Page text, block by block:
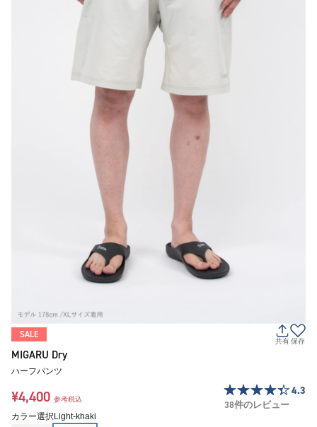
SALE
共有保存
MIGARU Dry
ハーフパンツ
¥4,400 参考税込
4.3
38件のレビュー
カラー選択Light-khaki